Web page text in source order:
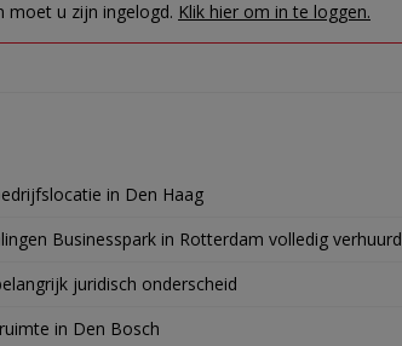
moet u zijn ingelogd. Klik hier om in te loggen.
in Den Haag
Businesspark in Rotterdam volledig verhuurd
juridisch onderscheid
in Den Bosch